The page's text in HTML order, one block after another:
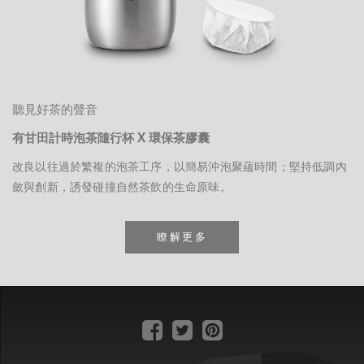
聽見好茶的聲音
有甘田計時泡茶隨行杯 X 環保茶膠囊
改良以往過於繁複的泡茶工序，以簡易沖泡聚蘊時間；堅持低調內
斂與創新，誘發碰撞自然茶飲的生命原味。
瞭解更多